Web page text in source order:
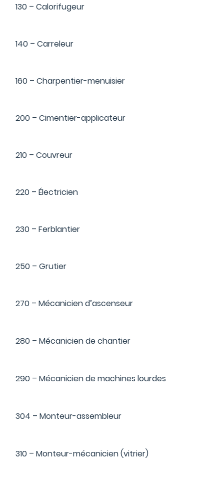
130 – Calorifugeur
140 – Carreleur
160 – Charpentier-menuisier
200 – Cimentier-applicateur
210 – Couvreur
220 – Électricien
230 – Ferblantier
250 – Grutier
270 – Mécanicien d’ascenseur
280 – Mécanicien de chantier
290 – Mécanicien de machines lourdes
304 – Monteur-assembleur
310 – Monteur-mécanicien (vitrier)